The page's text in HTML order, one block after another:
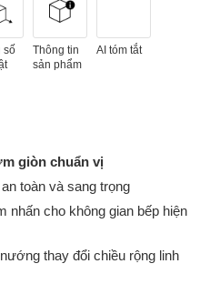
số
Thông tin
sản phẩm
AI tóm tắt
giòn chuẩn vị
toàn và sang trọng
nhấn cho không gian bếp hiện
thay đổi chiều rộng linh